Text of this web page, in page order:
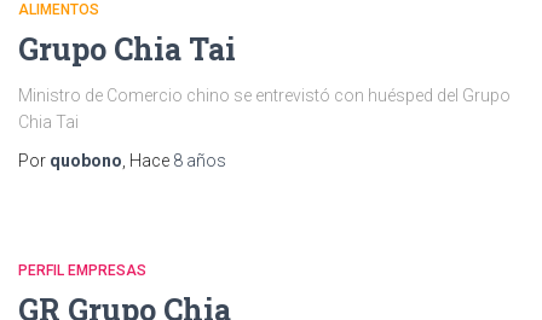
ALIMENTOS
Grupo Chia Tai
Ministro de Comercio chino se entrevistó con huésped del Grupo
Chia Tai
Por quobono , Hace 8 años
PERFIL EMPRESAS
GR Grupo Chia